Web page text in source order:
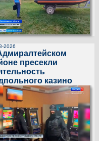
2026
пресекли
казино